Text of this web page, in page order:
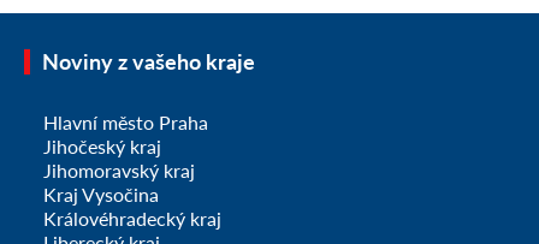
Noviny z vašeho kraje
Hlavní město Praha
Jihočeský kraj
Jihomoravský kraj
Kraj Vysočina
Královéhradecký kraj